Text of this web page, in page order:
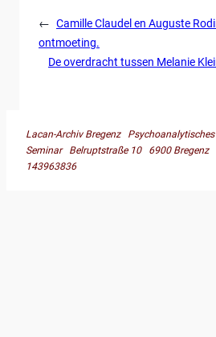
← Camille Claudel en Auguste
ontmoeting.
De overdracht tussen Melanie
Lacan-Archiv Bregenz Psychoanalytisches
Seminar Belruptstraße 10 6900 Bregenz
143963836